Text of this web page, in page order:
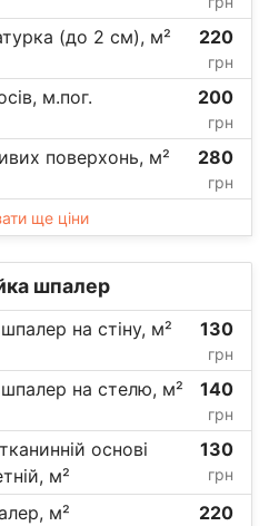
(до 2 см), м² 220
грн
м.пог. 200
грн
поверхонь, м² 280
грн
ще ціни
шпалер
на стіну, м² 130
грн
на стелю, м² 140
грн
основі
м²
130
грн
м² 220